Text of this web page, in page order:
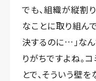
でも、組織が縦割
なことに取り組ん
決するのに…」な
りがちですよね。
とで、そういう壁